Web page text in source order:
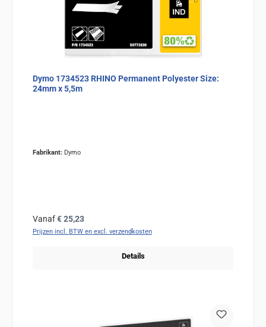
Dymo 1734523 RHINO Permanent Polyester Size:
24mm x 5,5m
Fabrikant: Dymo
Normale prijs:
Vanaf€ 25,23
Prijzen incl. BTW en excl. verzendkosten
Details